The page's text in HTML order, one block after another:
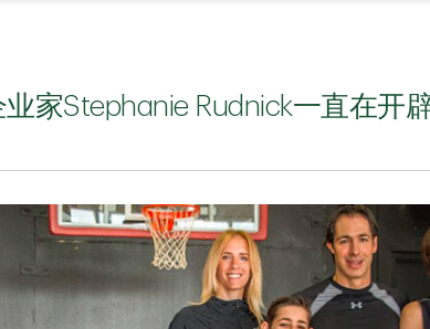
家Stephanie Rudnick一直在开